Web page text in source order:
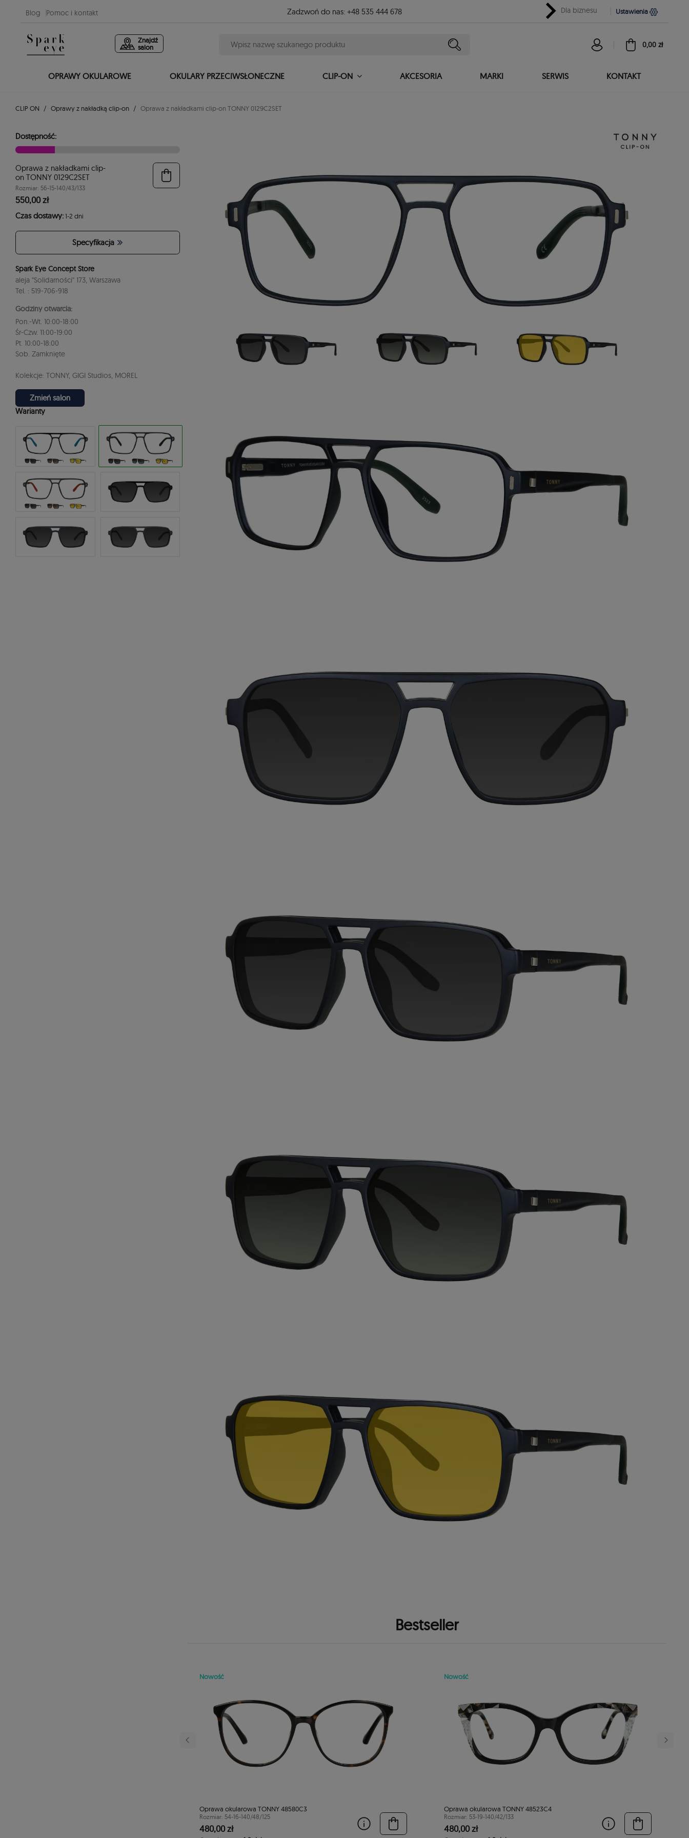
Blog Pomoc i kontakt Zadzwoń do nas: +48 535 444 678 chevron_rightDla biznesu Ustawienia
Znajdź
salon
0,00 zł
OPRAWY OKULAROWE OKULARY PRZECIWSŁONECZNE CLIP-ON AKCESORIA MARKI SERWIS KONTAKT
CLIP ON Oprawy z nakładką clip-on Oprawa z nakładkami clip-on TONNY 0129C2SET
Dostępność:
Oprawa z nakładkami clip-
on TONNY 0129C2SET
Rozmiar: 56-15-140/43/133
550,00 zł
Czas dostawy: 1-2 dni
Specyfikacja
Spark Eye Concept Store
aleja "Solidarności" 173, Warszawa
Tel. : 519-706-918
Godziny otwarcia:
Zmień salon
Pon.-Wt. 10:00-18:00
Śr-Czw. 11:00-19:00
Pt. 10:00-18:00
Sob. Zamknięte
Kolekcje: TONNY, GIGI Studios, MOREL
Warianty
Bestseller
Nowość
Oprawa okularowa TONNY 48580C3
Rozmiar: 54-16-140/48/125
480,00 zł
Nowość
Oprawa okularowa TONNY 48523C4
Rozmiar: 53-19-140/42/133
480,00 zł